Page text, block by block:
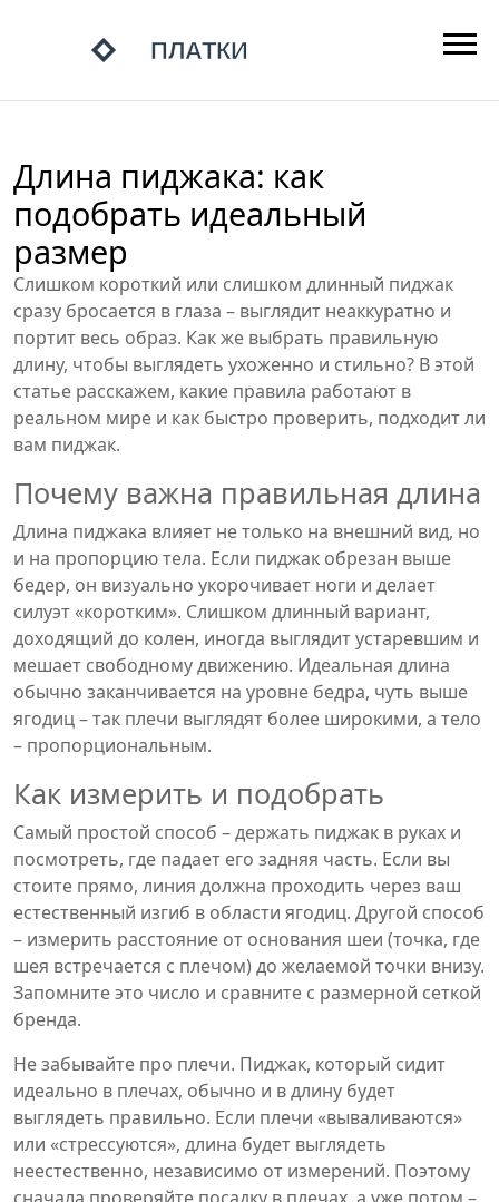
Длина пиджака: как
подобрать идеальный
размер
Слишком короткий или слишком длинный пиджак
сразу бросается в глаза – выглядит неаккуратно и
портит весь образ. Как же выбрать правильную
длину, чтобы выглядеть ухоженно и стильно? В этой
статье расскажем, какие правила работают в
реальном мире и как быстро проверить, подходит ли
вам пиджак.
Почему важна правильная длина
Длина пиджака влияет не только на внешний вид, но
и на пропорцию тела. Если пиджак обрезан выше
бедер, он визуально укорочивает ноги и делает
силуэт «коротким». Слишком длинный вариант,
доходящий до колен, иногда выглядит устаревшим и
мешает свободному движению. Идеальная длина
обычно заканчивается на уровне бедра, чуть выше
ягодиц – так плечи выглядят более широкими, а тело
– пропорциональным.
Как измерить и подобрать
Самый простой способ – держать пиджак в руках и
посмотреть, где падает его задняя часть. Если вы
стоите прямо, линия должна проходить через ваш
естественный изгиб в области ягодиц. Другой способ
– измерить расстояние от основания шеи (точка, где
шея встречается с плечом) до желаемой точки внизу.
Запомните это число и сравните с размерной сеткой
бренда.
Не забывайте про плечи. Пиджак, который сидит
идеально в плечах, обычно и в длину будет
выглядеть правильно. Если плечи «вываливаются»
или «стрессуются», длина будет выглядеть
неестественно, независимо от измерений. Поэтому